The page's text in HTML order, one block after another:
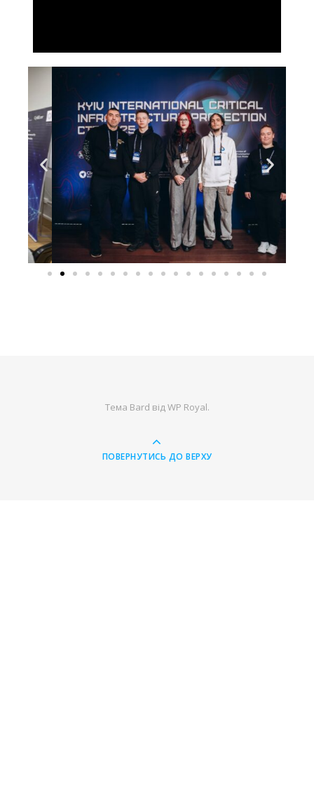
Тема Bard відWP Royal.
ПОВЕРНУТИСЬ ДО ВЕРХУ